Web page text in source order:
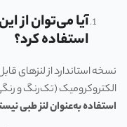
آیا می‌توان از
استفاده کرد؟
نسخه استاندارد از لنزهای
الکتروکرومیک (تک‌رنگ و
استفاده به‌عنوان لنز طبی